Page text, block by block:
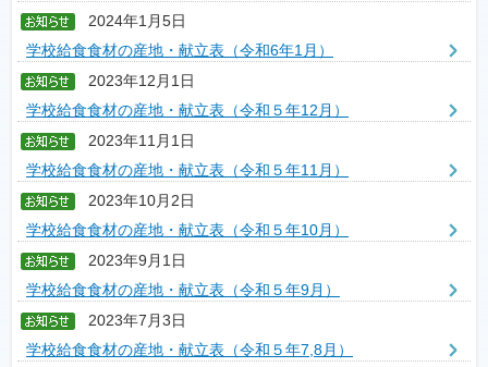
2024年1月5日
学校給食食材の産地・献立表（令和6年1月）
2023年12月1日
学校給食食材の産地・献立表（令和５年12月）
2023年11月1日
学校給食食材の産地・献立表（令和５年11月）
2023年10月2日
学校給食食材の産地・献立表（令和５年10月）
2023年9月1日
学校給食食材の産地・献立表（令和５年9月）
2023年7月3日
学校給食食材の産地・献立表（令和５年7,8月）